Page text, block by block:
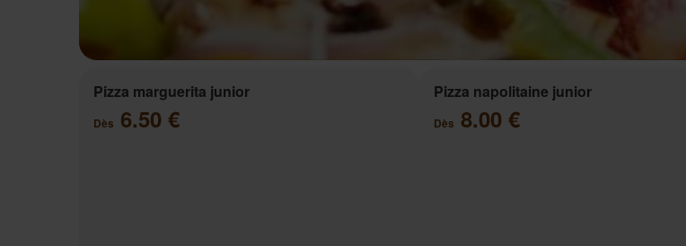
Pizza marguerita junior
Dès 6.50 €
Pizza napolitaine junior
Dès 8.00 €